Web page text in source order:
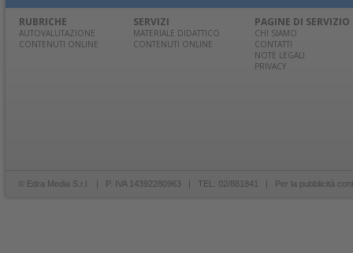
RUBRICHE
AUTOVALUTAZIONE
CONTENUTI ONLINE
SERVIZI
MATERIALE DIDATTICO
CONTENUTI ONLINE
PAGINE DI SERVIZIO
CHI SIAMO
CONTATTI
NOTE LEGALI
PRIVACY
© Edra Media S.r.l. | P. IVA 14392280963 | TEL: 02/881841 | Per la pubblicità